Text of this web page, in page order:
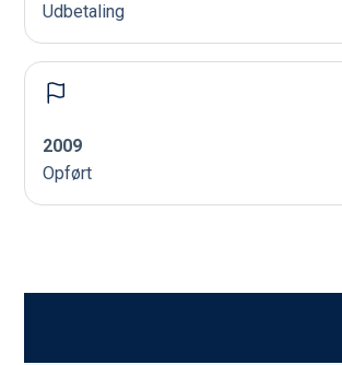
Udbetaling
2009
Opført